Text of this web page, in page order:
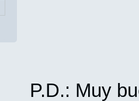
P.D.: Muy